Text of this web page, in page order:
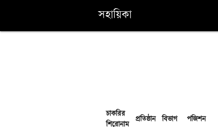
সহায়িকা
চাকরির
শিরোনাম
প্রতিষ্ঠান বিভাগ পজিশন